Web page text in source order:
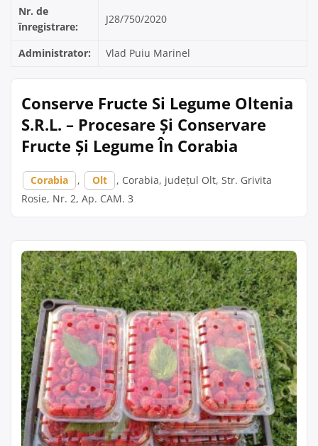
Nr. de
înregistrare:
J28/750/2020
Administrator: Vlad Puiu Marinel
Conserve Fructe Si Legume Oltenia
S.R.L. – Procesare Și Conservare
Fructe Și Legume În Corabia
Corabia , Olt
, Corabia, județul Olt, Str. Grivita
Rosie, Nr. 2, Ap. CAM. 3